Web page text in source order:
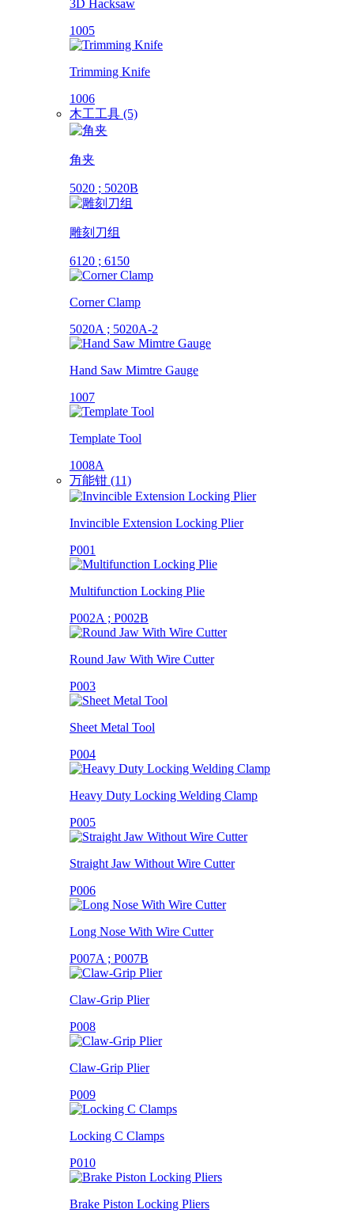
3D Hacksaw
1005
Trimming Knife
1006
木工工具 (5)
角夹
5020 ; 5020B
雕刻刀组
6120 ; 6150
Corner Clamp
5020A ; 5020A-2
Hand Saw Mimtre Gauge
1007
Template Tool
1008A
万能钳 (11)
Invincible Extension Locking Plier
P001
Multifunction Locking Plie
P002A ; P002B
Round Jaw With Wire Cutter
P003
Sheet Metal Tool
P004
Heavy Duty Locking Welding Clamp
P005
Straight Jaw Without Wire Cutter
P006
Long Nose With Wire Cutter
P007A ; P007B
Claw-Grip Plier
P008
Claw-Grip Plier
P009
Locking C Clamps
P010
Brake Piston Locking Pliers